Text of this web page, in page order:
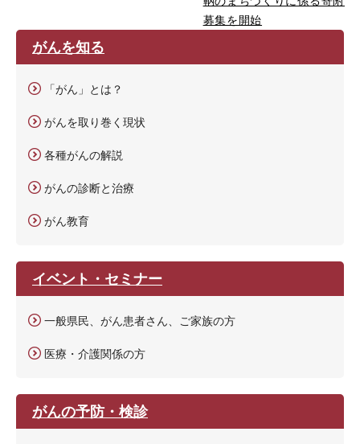
募集を開始
がんを知る
「がん」とは？
がんを取り巻く現状
各種がんの解説
がんの診断と治療
がん教育
イベント・セミナー
一般県民、がん患者さん、ご家族の方
医療・介護関係の方
がんの予防・検診